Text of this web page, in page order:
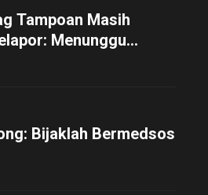
Tampoan Masih
Menunggu
Bijaklah Bermedsos